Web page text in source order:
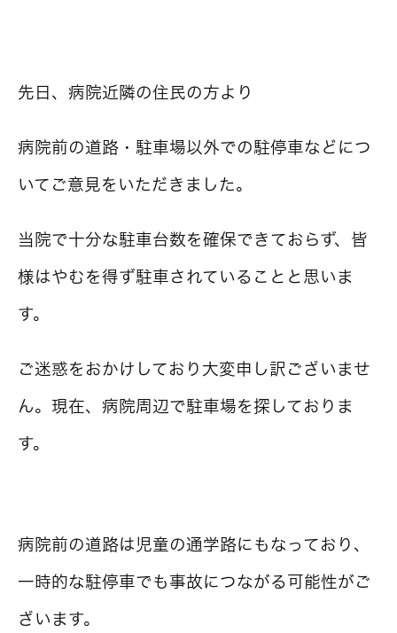
先日、病院近隣の住民の方より
病院前の道路・駐車場以外での駐停車などにつ
いてご意見をいただきました。
当院で十分な駐車台数を確保できておらず、皆
様はやむを得ず駐車されていることと思いま
す。
ご迷惑をおかけしており大変申し訳ございませ
ん。現在、病院周辺で駐車場を探しておりま
す。
病院前の道路は児童の通学路にもなっており、
一時的な駐停車でも事故につながる可能性がご
ざいます。